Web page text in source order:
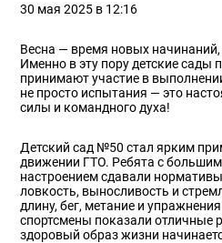
30 мая 2025 в 12:16
Весна — время новых
Именно в эту пору детские сады
принимают участие в
не просто испытания — это
силы и командного духа!
Детский сад №50 стал ярким
движении ГТО. Ребята с
настроением сдавали
ловкость, выносливость и
длину, бег, метание и
спортсмены показали отличные
здоровый образ жизни